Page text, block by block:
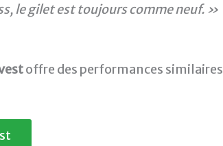
le gilet est toujours comme neuf. »
offre des performances similaires